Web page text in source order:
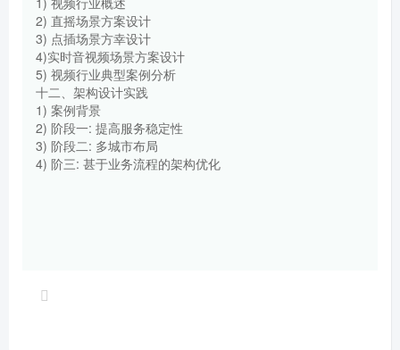
2) 直摇场景方案设计
3) 点插场景方幸设计
4)实时音视频场景方案设计
5) 视频行业典型案例分析
十二、架构设计实践
1) 案例背景
2) 阶段一: 提高服务稳定性
3) 阶段二: 多城市布局
4) 阶三: 甚于业务流程的架构优化